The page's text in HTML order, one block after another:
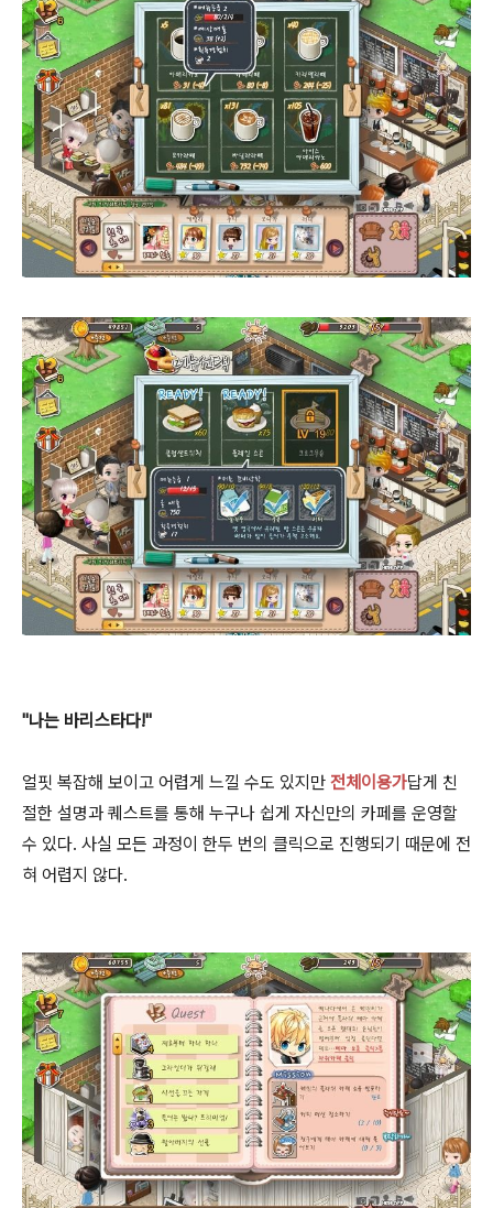
"나는 바리스타다!"
얼핏 복잡해 보이고 어렵게 느낄 수도 있지만 전체이용가답게 친
절한 설명과 퀘스트를 통해 누구나 쉽게 자신만의 카페를 운영할
수 있다. 사실 모든 과정이 한두 번의 클릭으로 진행되기 때문에 전
혀 어렵지 않다.